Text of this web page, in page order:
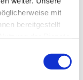
mit
bereitgestellt
nutzen.
seiner
muss dabei